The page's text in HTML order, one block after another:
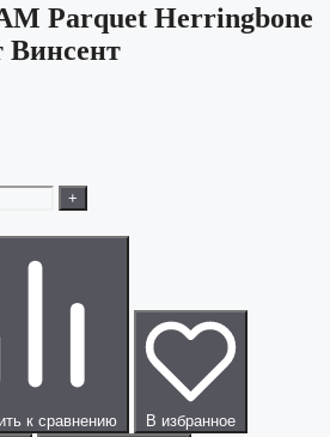
Parquet Herringbone
Винсент
+
к сравнению
В избранное